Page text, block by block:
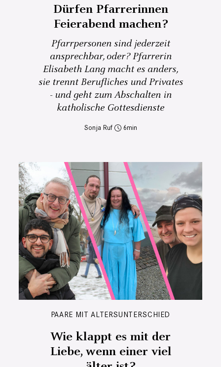
Dürfen Pfarrerinnen
Feierabend machen?
Pfarrpersonen sind jederzeit
ansprechbar, oder? Pfarrerin
Elisabeth Lang macht es anders,
sie trennt Berufliches und Privates
- und geht zum Abschalten in
katholische Gottesdienste
Sonja Ruf 6
PAARE MIT ALTERSUNTERSCHIED
Wie klappt es mit der
Liebe, wenn einer viel